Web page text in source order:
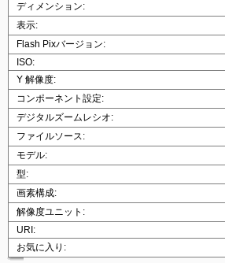
ディメンション:
表示:
Flash Pixバージョン:
ISO:
Y 解像度:
コンポーネント設定:
デジタルズームレシオ:
ファイルソース:
モデル:
型:
画素構成:
解像度ユニット:
URI:
お気に入り: